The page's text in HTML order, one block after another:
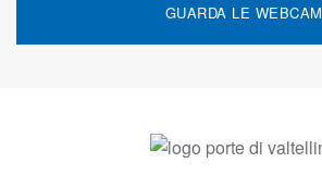
GUARDA LE WEBCAM